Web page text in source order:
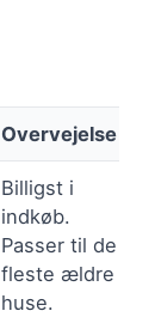
Overvejelse
Billigst i
indkøb.
Passer til de
fleste ældre
huse.